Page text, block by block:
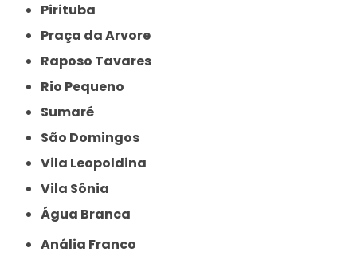
Pirituba
Praça da Arvore
Raposo Tavares
Rio Pequeno
Sumaré
São Domingos
Vila Leopoldina
Vila Sônia
Água Branca
Anália Franco